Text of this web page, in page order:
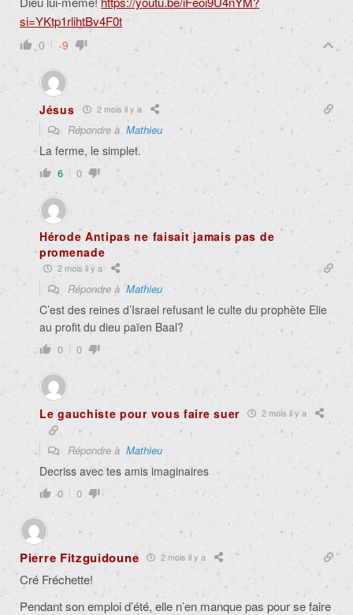
si=YKtp1rlihtBv4F0t
0 -9
Jésus 2 mois il y a
Répondre à Mathieu
La ferme, le simplet.
6 0
Hérode Antipas ne faisait jamais pas de
promenade
2 mois il y a
Répondre àMathieu
C’est des reines d’Israel refusant le culte du prophète Elie
au profit du dieu païen Baal?
0 0
Le gauchiste pour vous faire suer 2 mois il y a
Répondre à Mathieu
Decriss avec tes amis imaginaires
0 0
Pierre Fitzguidoune 2 mois il y a
Cré Fréchette!
Pendant son emploi d’été, elle n’en manque pas pour se faire